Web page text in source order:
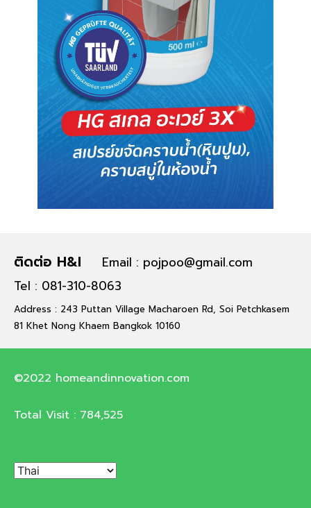
ติดต่อ H&I
Email : pojpoo@gmail.com
Tel : 081-310-8063
Address : 243 Puttan Village Macharoen Rd, Soi Petchkasem
81 Khet Nong Khaem Bangkok 10160
©2022 homeandinnovation.com
Total Visit : 784,525